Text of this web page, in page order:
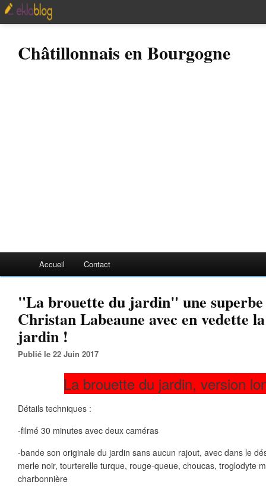
Châtillonnais en Bourgogne
Accueil Contact
"La brouette du jardin" une superbe
Christan Labeaune avec en vedette
jardin !
Publié le 22 Juin 2017
La brouette du jardin, version
Détails techniques :
-filmé 30 minutes avec deux caméras
-bande son originale du jardin sans aucun rajout, avec dans le
merle noir, tourterelle turque, rouge-queue, choucas, troglodyte
charbonnière